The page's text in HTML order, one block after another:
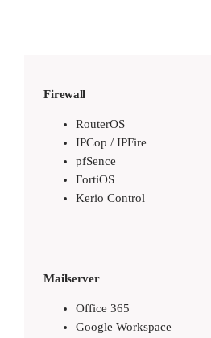
Firewall
RouterOS
IPCop / IPFire
pfSence
FortiOS
Kerio Control
Mailserver
Office 365
Google Workspace